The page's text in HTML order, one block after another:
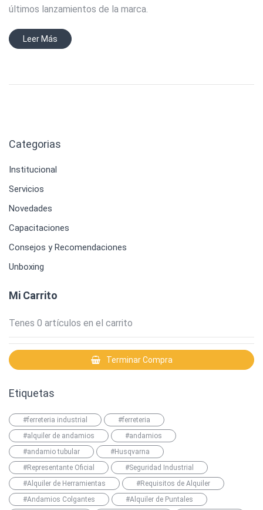
últimos lanzamientos de la marca.
Leer Más
Categorias
Institucional
Servicios
Novedades
Capacitaciones
Consejos y Recomendaciones
Unboxing
Mi Carrito
Tenes 0 artículos en el carrito
Terminar Compra
Etiquetas
#ferreteria industrial
#ferreteria
#alquiler de andamios
#andamios
#andamio tubular
#Husqvarna
#Representante Oficial
#Seguridad Industrial
#Alquiler de Herramientas
#Requisitos de Alquiler
#Andamios Colgantes
#Alquiler de Puntales